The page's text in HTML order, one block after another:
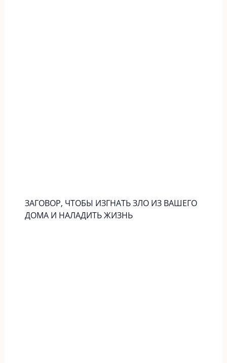
ЗАГОВОР, ЧТОБЫ ИЗГНАТЬ ЗЛО ИЗ ВАШЕГО
ДОМА И НАЛАДИТЬ ЖИЗНЬ